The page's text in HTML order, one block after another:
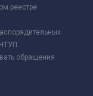
реестре
обращения